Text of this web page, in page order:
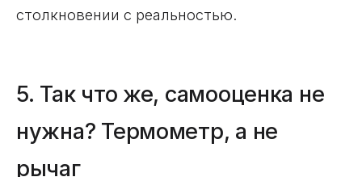
столкновении с реальностью.
5. Так что же, самооценка не
нужна? Термометр, а не
рычаг